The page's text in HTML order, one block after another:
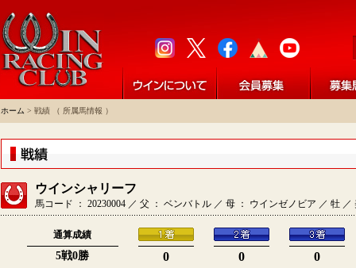
ホーム > 戦績 （ 所属馬情報 ）
ウインシャリーフ
馬コード ： 20230004 ／ 父 ： ベンバトル ／ 母 ： ウインゼノビア ／ 牡
通算成績
5戦0勝 0 0 0